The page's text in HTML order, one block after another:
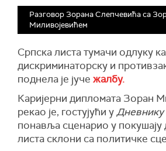
Разговор Зорана Слепчевића са
Миливојевићем
Српска листа тумачи одлуку
дискриминаторску и
поднела је јуче жалбу.
Каријерни дипломата Зоран
рекао је, гостујући у
понавља сценарио у покушају
листа склони са политичке